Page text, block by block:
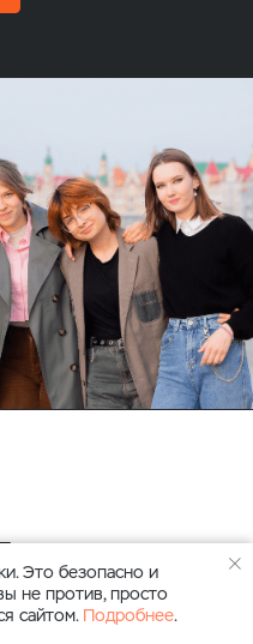
Это безопасно и
не против, просто
сайтом. Подробнее.